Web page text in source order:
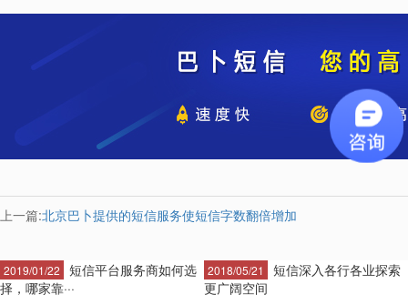
上一篇:北京巴卜提供的短信服务使短信字数翻倍增加
2019/01/22
短信平台服务商如何选
择，哪家靠···
2018/05/21
短信深入各行各业探索
更广阔空间